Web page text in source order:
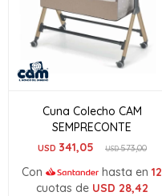
Cuna Colecho CAM
SEMPRECONTE
USD 341,05 USD573,00
Con hasta en 12
cuotas de USD 28,42